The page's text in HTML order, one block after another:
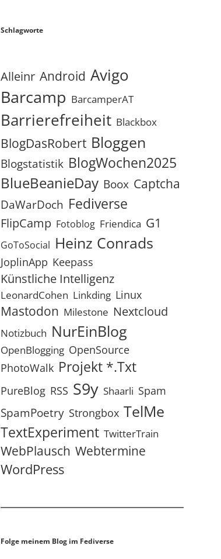
Schlagworte
Alleinr Android Avigo
Barcamp BarcamperAT
Barrierefreiheit Blackbox
BlogDasRobert Bloggen
Blogstatistik BlogWochen2025
BlueBeanieDay Boox Captcha
DaWarDoch Fediverse
FlipCamp Fotoblog Friendica G1
GoToSocial Heinz Conrads
JoplinApp Keepass
Künstliche Intelligenz
LeonardCohen Linkding Linux
Mastodon Milestone Nextcloud
Notizbuch NurEinBlog
OpenBlogging OpenSource
PhotoWalk Projekt *.txt
PureBlog RSS S9y Shaarli Spam
SpamPoetry Strongbox TelMe
TextExperiment TwitterTrain
WebPlausch Webtermine
WordPress
Folge meinem Blog im Fediverse